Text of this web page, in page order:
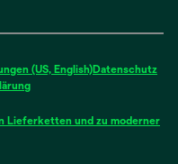
(US, English)Datenschutz
Lieferketten und zu moderner